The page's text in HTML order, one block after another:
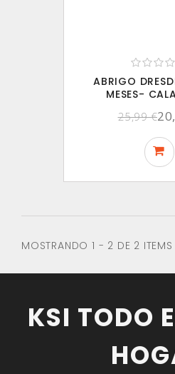
ABRIGO
MESES-
25,99 €
MOSTRANDO 1 - 2 DE 2 ITEMS
KSI TODO